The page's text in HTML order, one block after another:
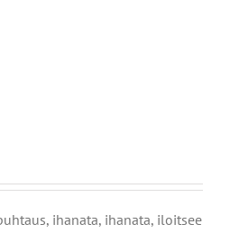
€
ihanata, ihanata, iloitsee